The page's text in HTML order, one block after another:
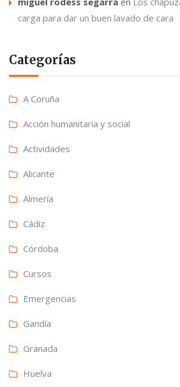
carga para dar un buen lavado de cara
Categorías
A Coruña
Acción humanitaria y social
Actividades
Alicante
Almería
Cádiz
Córdoba
Cursos
Emergencias
Gandía
Granada
Huelva